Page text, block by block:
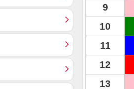
9
10
11
12
13